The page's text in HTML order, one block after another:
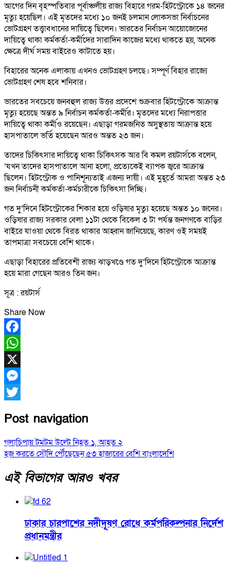
আগের দিন বৃহস্পতিবার পূর্বাঞ্চলীয় রাজ্য বিহারে গরম-হিটস্ট্রোকে ১৪ জনের
মৃত্যু হয়েছিল। এই মৃতদের মধ্যে ১০ জনই চলমান লোকসভা নির্বাচনের
ভোটগ্রহণ তত্ত্বাবধানের দায়িত্বে ছিলেন। ভারতের নির্বাচন আয়োজোনের
দায়িত্বে থাকা কর্মকর্তা-কর্মীদের সারাদিন কাজের মধ্যে থাকতে হয়, অনেক
ক্ষেত্রে দীর্ঘ সময় বাইরেও কাটাতে হয়।
বিহারের অনেক এলাকায় এখনও ভোটগ্রহণ চলছে। সম্পূর্ণ বিহার রাজ্যে
ভোটগ্রহণ শেষ হবে শনিবার।
ভারতের সবচেয়ে জনবহুল রাজ্য উত্তর প্রদেশে শুক্রবার হিটস্ট্রোকে আক্রান্ত
মৃত্যু হয়েছে অন্তত ৯ নির্বাচন কর্মকর্তা-কর্মীর। মৃতদের মধ্যে নিরাপত্তার
দায়িত্বে থাকা কর্মীও রয়েছেন। এছাড়া গরমজনিত অসুস্থতায় আক্রান্ত হয়ে
হাসপাতালে ভর্তি হয়েছেন আরও অন্তত ২৩ জন।
তাদের চিকিৎসার দায়িত্বে থাকা চিকিৎসক আর বি কমল রয়টার্সকে বলেন,
‘যখন তাদের হাসপাতালে আনা হলো, প্রত্যেকেই ব্যাপক জ্বরে আক্রান্ত
ছিলেন। হিটস্ট্রোক ও পানিশূন্যতাই এজন্য দায়ী। এই মুহূর্তে আমরা অন্তত ২৩
জন নির্বাচনী কর্মকর্তা-কর্মচারীকে চিকিৎসা দিচ্ছি।
গত দু’দিনে হিটস্ট্রোকের শিকার হয়ে ওড়িষার মৃত্যু হয়েছে অন্তত ১০ জনের।
ওড়িষার রাজ্য সরকার বেলা ১১টা থেকে বিকেল ৩ টা পর্যন্ত জনগণকে বাড়ির
বাইরে যাওয়া থেকে বিরত থাকার আহ্বান জানিয়েছে, কারণ ওই সময়ই
তাপমাত্রা সবচেয়ে বেশি থাকে।
এছাড়া বিহারের প্রতিবেশী রাজ্য ঝাড়খণ্ডে গত দু’দিনে হিটস্ট্রোকে আক্রান্ত
হয়ে মারা গেছেন আরও তিন জন।
সূত্র : রয়টার্স
Share Now
Facebook
WhatsApp
X
Messenger
Post navigation
গলাচিপায় টমটম উল্টে নিহত ১, আহত ২
হজ করতে সৌদি পৌঁছেছেন ৫৩ হাজারের বেশি বাংলাদেশি
এই বিভাগের আরও খবর
ঢাকার চারপাশের নদীদূষণ রোধে কর্মপরিকল্পনার নির্দেশ
প্রধানমন্ত্রীর